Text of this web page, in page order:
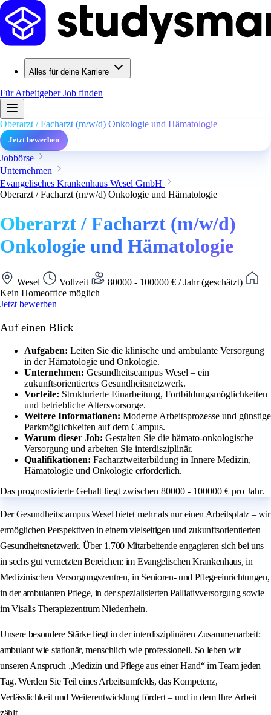
Alles für deine Karriere
Für ArbeitgeberJob finden
Oberarzt / Facharzt (m/w/d) Onkologie und Hämatologie
Jetzt bewerben
Jobbörse
Unternehmen
Evangelisches Krankenhaus Wesel GmbH
Oberarzt / Facharzt (m/w/d) Onkologie und Hämatologie
Oberarzt / Facharzt (m/w/d)
Onkologie und Hämatologie
Wesel Vollzeit
80000 - 100000 € / Jahr (geschätzt)
Kein Homeoffice möglich
Jetzt bewerben
Auf einen Blick
Aufgaben: Leiten Sie die klinische und ambulante Versorgung
in der Hämatologie und Onkologie.
Unternehmen: Gesundheitscampus Wesel – ein
zukunftsorientiertes Gesundheitsnetzwerk.
Vorteile: Strukturierte Einarbeitung, Fortbildungsmöglichkeiten
und betriebliche Altersvorsorge.
Weitere Informationen: Moderne Arbeitsprozesse und günstige
Parkmöglichkeiten auf dem Campus.
Warum dieser Job: Gestalten Sie die hämato-onkologische
Versorgung und arbeiten Sie interdisziplinär.
Qualifikationen: Facharztweiterbildung in Innere Medizin,
Hämatologie und Onkologie erforderlich.
Das prognostizierte Gehalt liegt zwischen 80000 - 100000 € pro Jahr.
Der Gesundheitscampus Wesel bietet mehr als nur einen Arbeitsplatz – wir
ermöglichen Perspektiven in einem vielseitigen und zukunftsorientierten
Gesundheitsnetzwerk. Über 1.700 Mitarbeitende engagieren sich bei uns
in sechs gut vernetzten Bereichen: im Evangelischen Krankenhaus, in
Medizinischen Versorgungszentren, in Senioren- und Pflegeeinrichtungen,
in der ambulanten Pflege, in der spezialisierten Palliativversorgung sowie
im Visalis Therapiezentrum Niederrhein.
Unsere besondere Stärke liegt in der interdisziplinären Zusammenarbeit:
ambulant wie stationär, menschlich wie professionell. So leben wir
unseren Anspruch „Medizin und Pflege aus einer Hand“ im Team jeden
Tag. Werden Sie Teil eines Arbeitsumfelds, das Kompetenz,
Verlässlichkeit und Weiterentwicklung fördert – und in dem Ihre Arbeit